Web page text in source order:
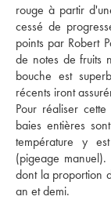
rouge à partir
cessé de
points par Robert
de notes de fruits
bouche est
récents iront
Pour réaliser
baies entières
température y
(pigeage
dont la proportion
an et demi.